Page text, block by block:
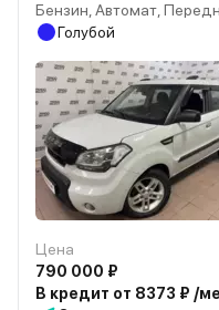
Бензин, Автомат,
Голубой
Цена
790 000 ₽
В кредит от 8373 ₽ /